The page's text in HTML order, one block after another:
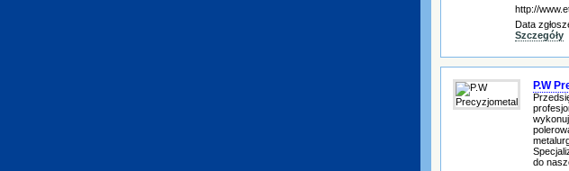
http://
Data
Szczegóły
P.W
do